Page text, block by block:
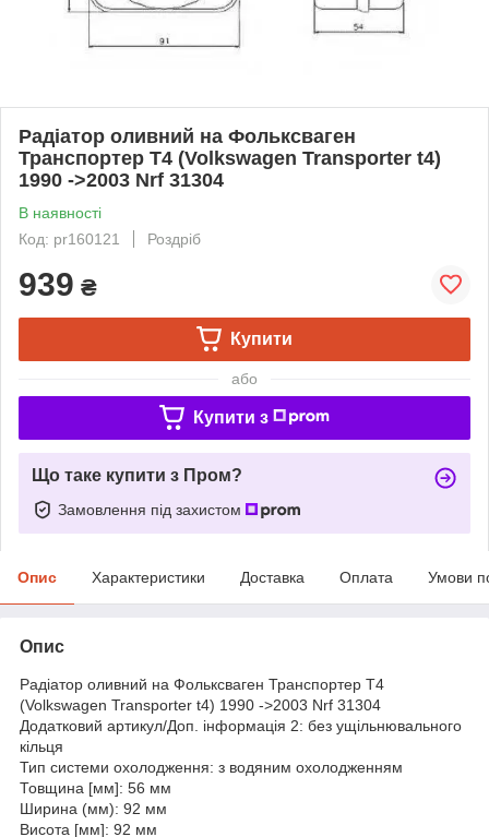
Радіатор оливний на Фольксваген
Транспортер Т4 (Volkswagen Transporter t4)
1990 ->2003 Nrf 31304
В наявності
Код: pr160121
Роздріб
939 ₴
Купити
або
Купити з
Що таке купити з Пром?
Замовлення під захистом
Опис Характеристики Доставка Оплата Умови
Опис
Радіатор оливний на Фольксваген Транспортер Т4
(Volkswagen Transporter t4) 1990 ->2003 Nrf 31304
Додатковий артикул/Доп. інформація 2: без ущільнювального
кільця
Тип системи охолодження: з водяним охолодженням
Товщина [мм]: 56 мм
Ширина (мм): 92 мм
Висота [мм]: 92 мм